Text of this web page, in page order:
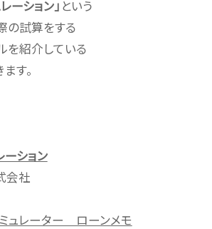
ーション」 という
の試算をする
を紹介している
す。
ション
会社
ュレーター ローンメモ